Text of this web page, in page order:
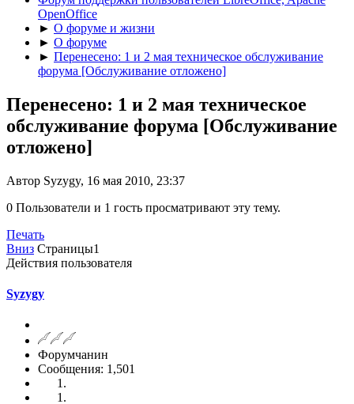
OpenOffice
► О форуме и жизни
► О форуме
► Перенесено: 1 и 2 мая техническое обслуживание
форума [Обслуживание отложено]
Перенесено: 1 и 2 мая техническое
обслуживание форума [Обслуживание
отложено]
Автор Syzygy, 16 мая 2010, 23:37
0 Пользователи и 1 гость просматривают эту тему.
Печать
Вниз Страницы1
Действия пользователя
Syzygy
Форумчанин
Сообщения: 1,501